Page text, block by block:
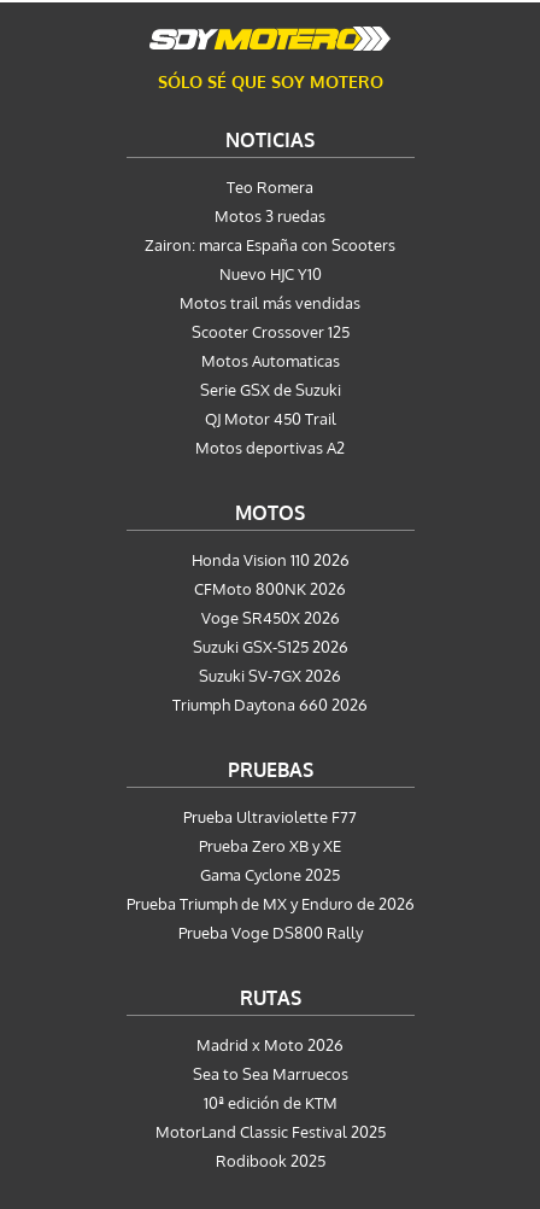
SÓLO SÉ QUE SOY MOTERO
NOTICIAS
Teo Romera
Motos 3 ruedas
Zairon: marca España con Scooters
Nuevo HJC Y10
Motos trail más vendidas
Scooter Crossover 125
Motos Automaticas
Serie GSX de Suzuki
QJ Motor 450 Trail
Motos deportivas A2
MOTOS
Honda Vision 110 2026
CFMoto 800NK 2026
Voge SR450X 2026
Suzuki GSX-S125 2026
Suzuki SV-7GX 2026
Triumph Daytona 660 2026
PRUEBAS
Prueba Ultraviolette F77
Prueba Zero XB y XE
Gama Cyclone 2025
Prueba Triumph de MX y Enduro de 2026
Prueba Voge DS800 Rally
RUTAS
Madrid x Moto 2026
Sea to Sea Marruecos
10ª edición de KTM
MotorLand Classic Festival 2025
Rodibook 2025